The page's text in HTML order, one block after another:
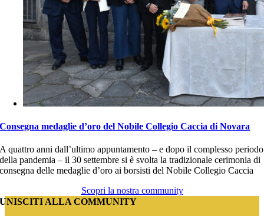
Consegna medaglie d’oro del Nobile Collegio Caccia di Novara
A quattro anni dall’ultimo appuntamento – e dopo il complesso periodo
della pandemia – il 30 settembre si è svolta la tradizionale cerimonia di
consegna delle medaglie d’oro ai borsisti del Nobile Collegio Caccia
Scopri la nostra community
UNISCITI ALLA COMMUNITY